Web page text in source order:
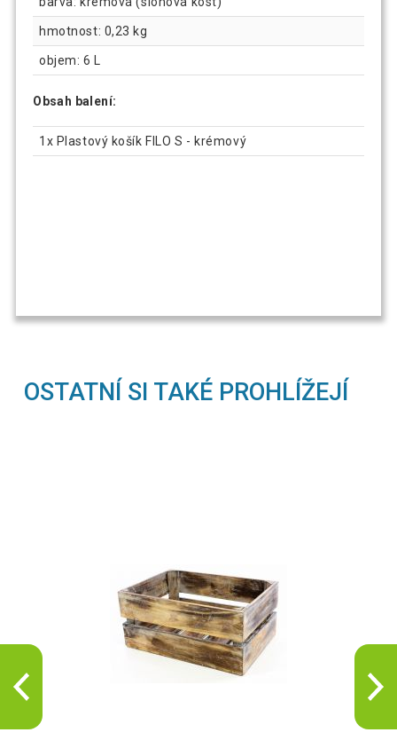
hmotnost: 0,23 kg
objem: 6 L
Obsah balení:
1x Plastový košík FILO S - krémový
OSTATNÍ SI TAKÉ PROHLÍŽEJÍ